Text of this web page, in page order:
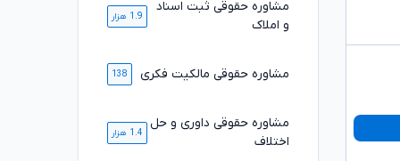
مشاوره حقوقی ثبت اسناد
و املاک
1.9 هزار
مشاوره حقوقی مالکیت فکری 138
مشاوره حقوقی داوری و حل
اختلاف
1.4 هزار